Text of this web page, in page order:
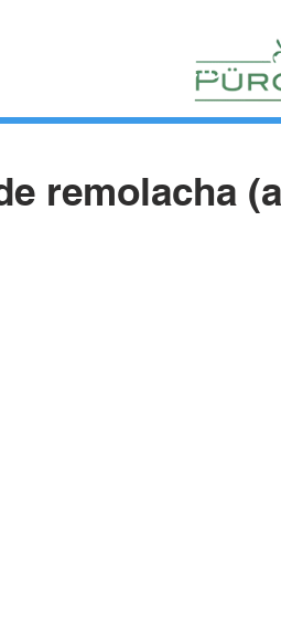
CONTACTO
remolacha